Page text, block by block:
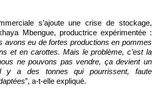
s’ajoute une crise de stockage,
Mbengue, productrice expérimentée :
avons eu de fortes productions en pommes
et en carottes. Mais le problème, c’est la
ne pouvons pas vendre, ça devient un
y a des tonnes qui pourrissent, faute
”, a-t-elle expliqué.